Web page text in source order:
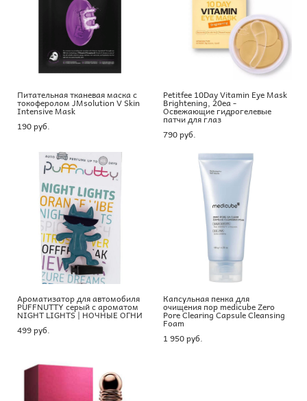
Питательная тканевая маска с
токоферолом JMsolution V Skin
Intensive Mask
190 pуб.
Petitfee 10Day Vitamin Eye Mask
Brightening, 20ea -
Освежающие гидрогелевые
патчи для глаз
790 pуб.
Ароматизатор для автомобиля
PUFFNUTTY серый с ароматом
NIGHT LIGHTS | НОЧНЫЕ ОГНИ
499 pуб.
Капсульная пенка для
очищения пор medicube Zero
Pore Clearing Capsule Cleansing
Foam
1 950 pуб.